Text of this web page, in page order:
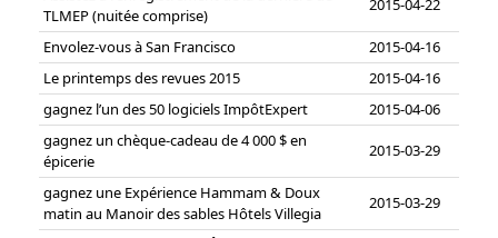
TLMEP (nuitée comprise)
2015-04-22
Envolez-vous à San Francisco
2015-04-16
Le printemps des revues 2015
2015-04-16
gagnez l’un des 50 logiciels ImpôtExpert
2015-04-06
gagnez un chèque-cadeau de 4 000 $ en
épicerie
2015-03-29
gagnez une Expérience Hammam & Doux
matin au Manoir des sables Hôtels Villegia
2015-03-29